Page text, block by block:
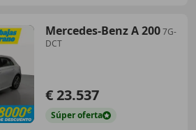
Mercedes-Benz A 2007G-
DCT
€ 23.537
Súperoferta